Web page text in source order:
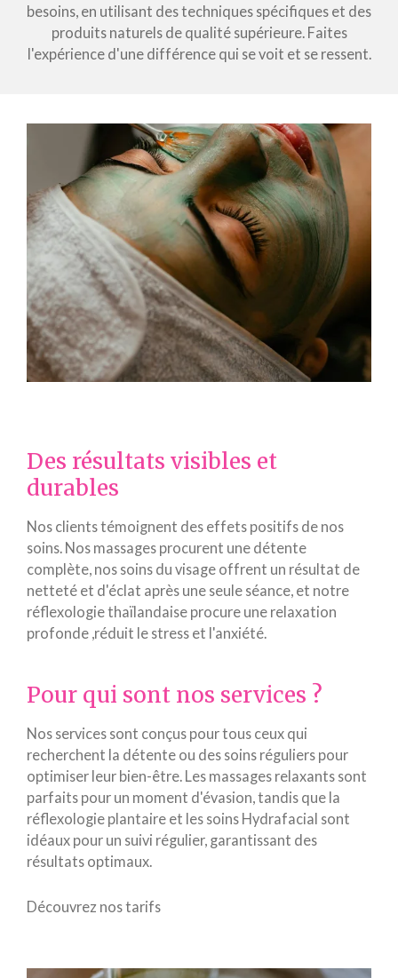
besoins, en utilisant des techniques spécifiques et des
produits naturels de qualité supérieure. Faites
l'expérience d'une différence qui se voit et se ressent.
Des résultats visibles et
durables
Nos clients témoignent des effets positifs de nos
soins. Nos massages procurent une détente
complète, nos soins du visage offrent un résultat de
netteté et d'éclat après une seule séance, et notre
réflexologie thaïlandaise procure une relaxation
profonde ,réduit le stress et l'anxiété.
Pour qui sont nos services ?
Nos services sont conçus pour tous ceux qui
recherchent la détente ou des soins réguliers pour
optimiser leur bien-être. Les massages relaxants sont
parfaits pour un moment d'évasion, tandis que la
réflexologie plantaire et les soins Hydrafacial sont
idéaux pour un suivi régulier, garantissant des
résultats optimaux.
Découvrez nos tarifs